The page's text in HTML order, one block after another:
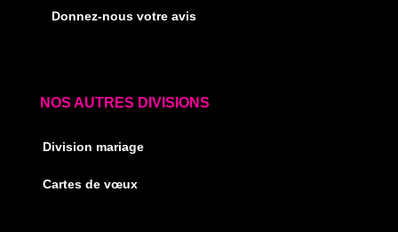
Donnez-nous votre avis
NOS AUTRES DIVISIONS
Division mariage
Cartes de vœux